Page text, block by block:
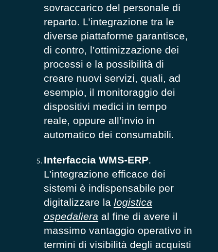
sovraccarico del personale di
reparto. L’integrazione tra le
diverse piattaforme garantisce,
di contro, l’ottimizzazione dei
processi e la possibilità di
creare nuovi servizi, quali, ad
esempio, il monitoraggio dei
dispositivi medici in tempo
reale, oppure all’invio in
automatico dei consumabili.
Interfaccia WMS-ERP.
L’integrazione efficace dei
sistemi è indispensabile per
digitalizzare la logistica
ospedaliera al fine di avere il
massimo vantaggio operativo in
termini di visibilità degli acquisti